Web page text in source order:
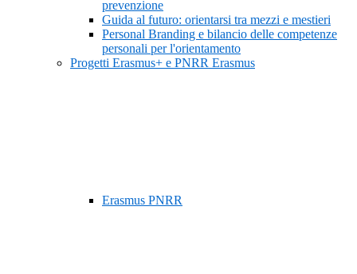
prevenzione
Guida al futuro: orientarsi tra mezzi e mestieri
Personal Branding e bilancio delle competenze
personali per l'orientamento
Progetti Erasmus+ e PNRR Erasmus
Erasmus PNRR